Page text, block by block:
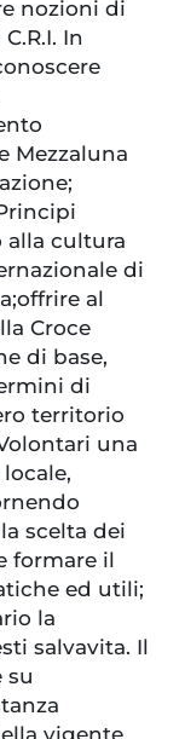
nozioni di
In
Mezzaluna
alla cultura
di
al
Croce
di base,
di
territorio
una
scelta dei
formare il
ed utili;
la
salvavita. Il
su